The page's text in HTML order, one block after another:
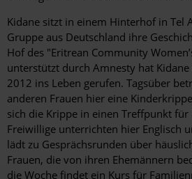
Kidane sitzt in einem Hinterhof in Tel
Gruppe aus Deutschland ihre
Hof des "Eritrean Community
unterstützt durch Amnesty hat
2012 ins Leben gerufen. Tagsüber
anderen Frauen hier eine
sich die Krippe in einen Treffpunkt für
Freiwillige unterrichten hier Englisch
lädt zu Gesprächsrunden über
Frauen, die von ihren Ehemännern
die Woche findet ein Kurs für